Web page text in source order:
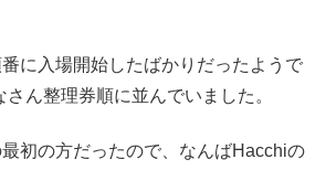
に入場開始したばかりだったようで
ん整理券順に並んでいました。
初の方だったので、なんばHacchiの